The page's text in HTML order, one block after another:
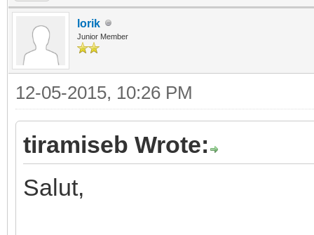
lorik
Junior Member
12-05-2015, 10:26 PM
tiramiseb Wrote:
Salut,